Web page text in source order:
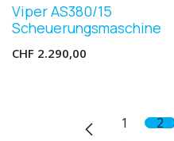
Viper AS380/15
Scheuerungsmaschine
CHF 2.290,00
1 2